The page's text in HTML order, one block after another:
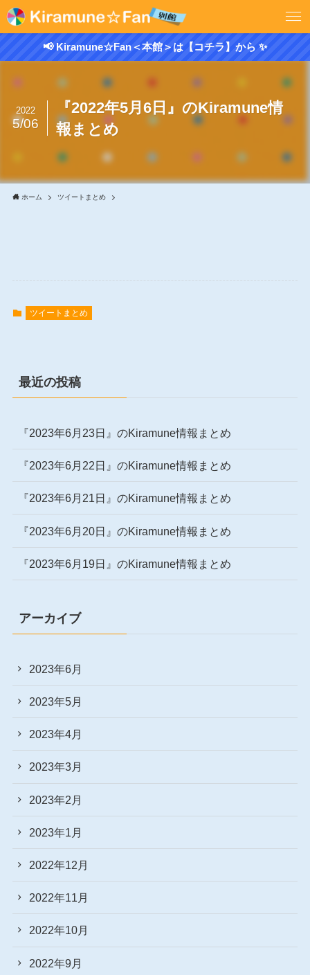
📢 Kiramune☆Fan＜本館＞は【コチラ】から ✨
『2022年5月6日』のKiramune情
報まとめ
2022
5/06
ホーム ツイートまとめ
ツイートまとめ
最近の投稿
『2023年6月23日』のKiramune情報まとめ
『2023年6月22日』のKiramune情報まとめ
『2023年6月21日』のKiramune情報まとめ
『2023年6月20日』のKiramune情報まとめ
『2023年6月19日』のKiramune情報まとめ
アーカイブ
2023年6月
2023年5月
2023年4月
2023年3月
2023年2月
2023年1月
2022年12月
2022年11月
2022年10月
2022年9月